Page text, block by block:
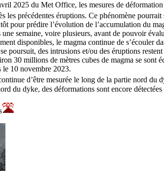
2025 du Met Office, les mesures de
les précédentes éruptions. Ce phénomène
pour prédire l’évolution de l’accumulation du
semaine, voire plusieurs, avant de pouvoir
disponibles, le magma continue de s’écouler
poursuit, des intrusions et/ou des éruptions
30 millions de mètres cubes de magma se
le 10 novembre 2023.
d’être mesurée le long de la partie nord du
du dyke, des déformations sont encore